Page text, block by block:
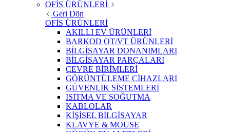
OFİS ÜRÜNLERİ
Geri Dön
OFİS ÜRÜNLERİ
AKILLI EV ÜRÜNLERİ
BARKOD OT/VT ÜRÜNLERİ
BİLGİSAYAR DONANIMLARI
BİLGİSAYAR PARÇALARI
ÇEVRE BİRİMLERİ
GÖRÜNTÜLEME CİHAZLARI
GÜVENLİK SİSTEMLERİ
ISITMA VE SOĞUTMA
KABLOLAR
KİŞİSEL BİLGİSAYAR
KLAVYE & MOUSE